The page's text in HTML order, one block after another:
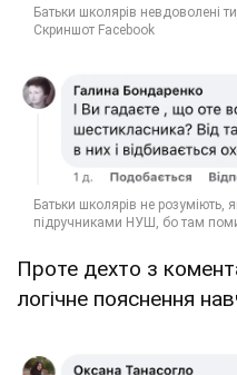
Проте дехто з
логічне пояснення